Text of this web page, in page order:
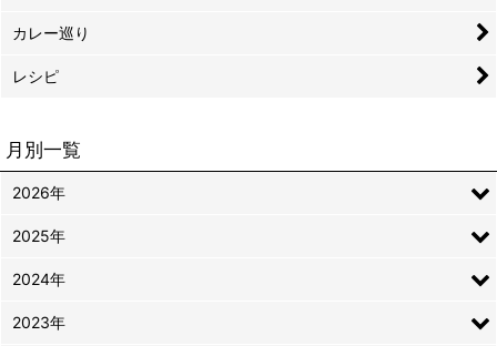
カレー巡り
レシピ
月別一覧
2026年
2025年
2024年
2023年